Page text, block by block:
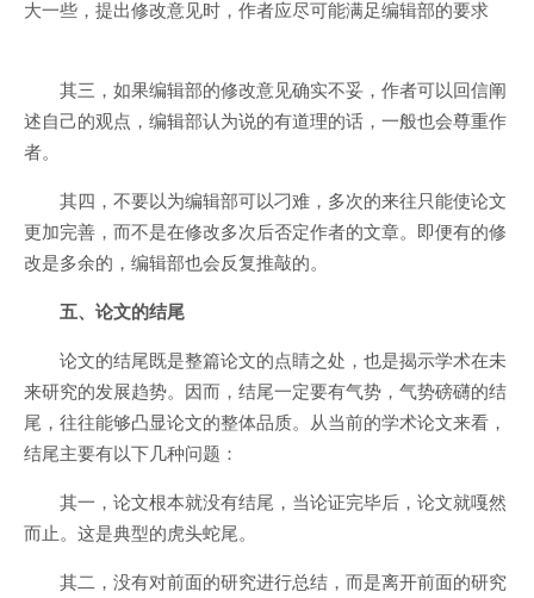
大一些，提出修改意见时，作者应尽可能满足编辑部的要求
其三，如果编辑部的修改意见确实不妥，作者可以回信阐
述自己的观点，编辑部认为说的有道理的话，一般也会尊重作
者。
其四，不要以为编辑部可以刁难，多次的来往只能使论文
更加完善，而不是在修改多次后否定作者的文章。即便有的修
改是多余的，编辑部也会反复推敲的。
五、论文的结尾
论文的结尾既是整篇论文的点睛之处，也是揭示学术在未
来研究的发展趋势。因而，结尾一定要有气势，气势磅礴的结
尾，往往能够凸显论文的整体品质。从当前的学术论文来看，
结尾主要有以下几种问题：
其一，论文根本就没有结尾，当论证完毕后，论文就嘎然
而止。这是典型的虎头蛇尾。
其二，没有对前面的研究进行总结，而是离开前面的研究